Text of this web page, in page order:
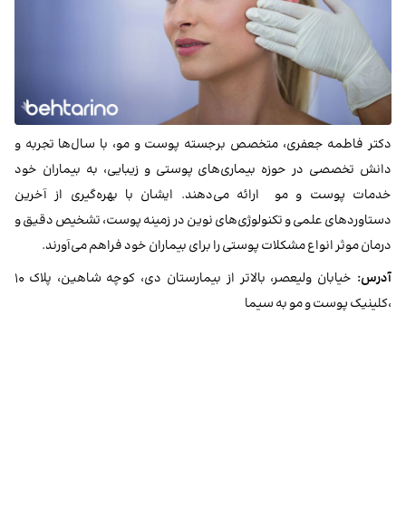
دکتر فاطمه جعفری، متخصص برجسته پوست و مو، با سال‌ها تجربه و
دانش تخصصی در حوزه بیماری‌های پوستی و زیبایی، به بیماران خود
خدمات پوست و مو ارائه می‌دهند. ایشان با بهره‌گیری از آخرین
دستاوردهای علمی و تکنولوژی‌های نوین در زمینه پوست، تشخیص دقیق و
درمان موثر انواع مشکلات پوستی را برای بیماران خود فراهم می‌آورند.
آدرس: خیابان ولیعصر، بالاتر از بیمارستان دی، کوچه شاهین، پلاک۱۰
،کلینیک پوست و مو به سیما